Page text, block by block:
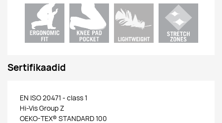
Sertifikaadid
EN ISO 20471 - class 1
Hi-Vis Group Z
OEKO-TEX® STANDARD 100